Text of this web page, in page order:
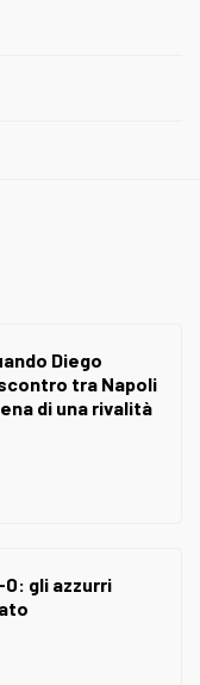
Diego
tra Napoli
di una rivalità
gli azzurri